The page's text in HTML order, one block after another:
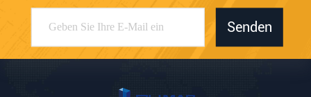
Senden